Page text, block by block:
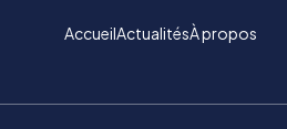
AccueilActualitésÀ propos